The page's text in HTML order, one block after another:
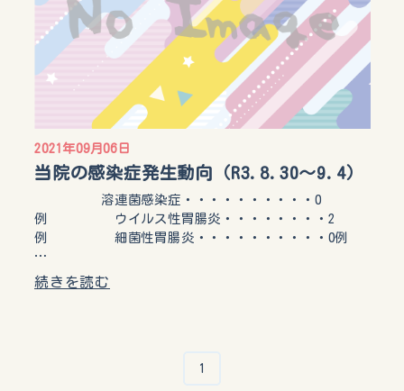
2021年09月06日
当院の感染症発生動向（R3.8.30～9.4）
溶連菌感染症・・・・・・・・・・0
例 ウイルス性胃腸炎・・・・・・・・2
例 細菌性胃腸炎・・・・・・・・・・0例
…
続きを読む
1